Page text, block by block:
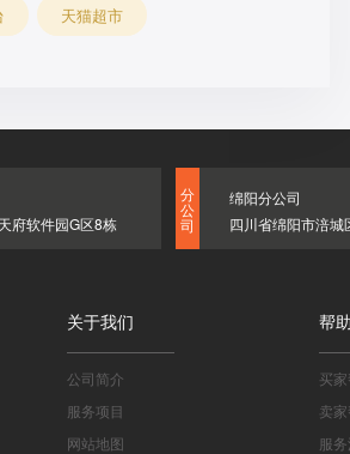
天猫超市
府软件园G区8栋
分
公
司
绵阳分公司
四川省绵阳市涪
关于我们
公司简介
服务项目
网站地图
帮
买
卖
服